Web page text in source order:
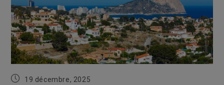
Publication
19 décembre, 2025